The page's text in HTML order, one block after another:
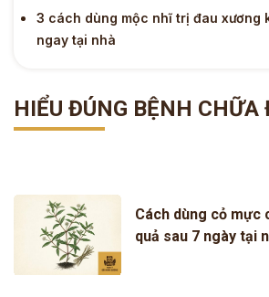
3 cách dùng mộc nhĩ trị đau xương
ngay tại nhà
HIỂU ĐÚNG BỆNH CHỮA
Cách dùng cỏ mực
quả sau 7 ngày tại